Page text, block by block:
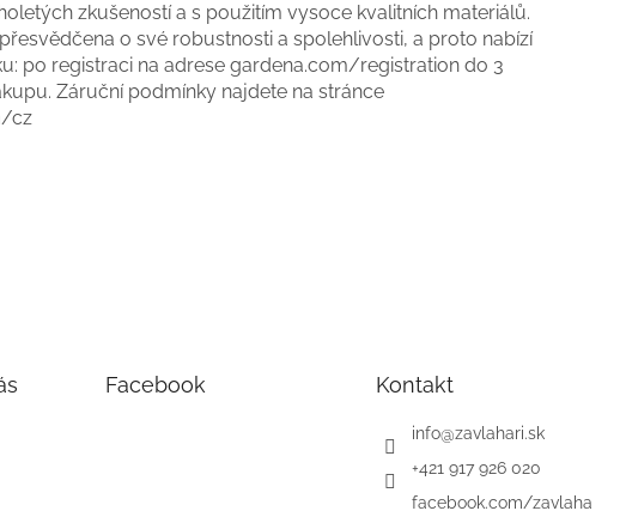
zkušeností a s použitím vysoce kvalitních materiálů.
přesvědčena o své robustnosti a spolehlivosti, a proto nabízí
po registraci na adrese gardena.com/registration do 3
Záruční podmínky najdete na stránce
cz
Facebook Kontakt
info@zavlahari.sk
+421 917 926 020
facebook.com/zavlaha